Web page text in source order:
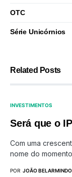
OTC
Série Unicórnios
Related Posts
INVESTIMENTOS
Será que o
Com uma
nome do
POR JOÃO BELARMINDO